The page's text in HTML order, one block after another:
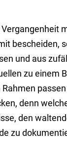
bescheiden,
und aus
zu einem
denn
den
zu